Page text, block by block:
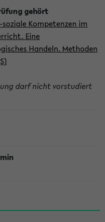
Kompetenzen im
Eine
Handeln. Methoden
darf nicht vorstudiert